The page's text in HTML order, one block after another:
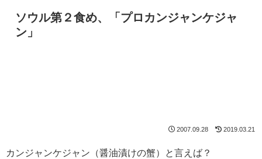
ソウル第２食め、「プロカンジャンケジャ
ン」
2007.09.28 2019.03.21
カンジャンケジャン（醤油漬けの蟹）と言えば？